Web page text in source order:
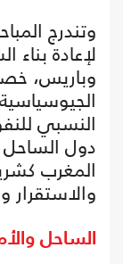
وتندرج
لإعادة بناء
وباريس،
النسبي
دول الساحل
المغرب
والاستقرار
الساحل